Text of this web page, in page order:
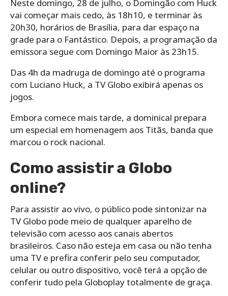
Neste domingo, 28 de julho, o Domingão com Huck
vai começar mais cedo, às 18h10, e terminar às
20h30, horários de Brasília, para dar espaço na
grade para o Fantástico. Depois, a programação da
emissora segue com Domingo Maior às 23h15.
Das 4h da madruga de domingo até o programa
com Luciano Huck, a TV Globo exibirá apenas os
jogos.
Embora comece mais tarde, a dominical prepara
um especial em homenagem aos Titãs, banda que
marcou o rock nacional.
Como assistir a Globo
online?
Para assistir ao vivo, o público pode sintonizar na
TV Globo pode meio de qualquer aparelho de
televisão com acesso aos canais abertos
brasileiros. Caso não esteja em casa ou não tenha
uma TV e prefira conferir pelo seu computador,
celular ou outro dispositivo, você terá a opção de
conferir tudo pela Globoplay totalmente de graça.